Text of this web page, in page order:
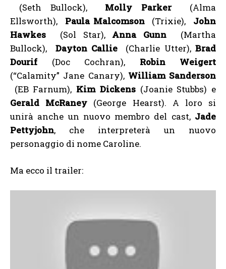
(Seth Bullock), Molly Parker(Alma
Ellsworth), Paula Malcomson(Trixie), John
Hawkes (Sol Star), Anna Gunn (Martha
Bullock), Dayton Callie(Charlie Utter),Brad
Dourif (Doc Cochran), Robin Weigert
(“Calamity” Jane Canary), William Sanderson
(EB Farnum), Kim Dickens(Joanie Stubbs) e
Gerald McRaney (George Hearst). A loro si
unirà anche un nuovo membro del cast, Jade
Pettyjohn, che interpreterà un nuovo
personaggio di nome Caroline.
Ma ecco il trailer: